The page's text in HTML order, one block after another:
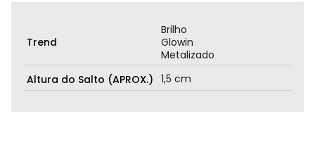
Trend
Brilho
Glowin
Metalizado
Altura do Salto (APROX.) 1,5 cm